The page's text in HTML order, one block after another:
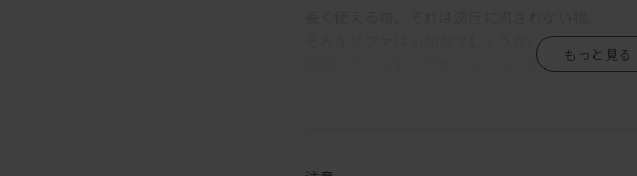
そんなソファはいかがでしょうか。
細部へのこだわりが感じられる一品です。